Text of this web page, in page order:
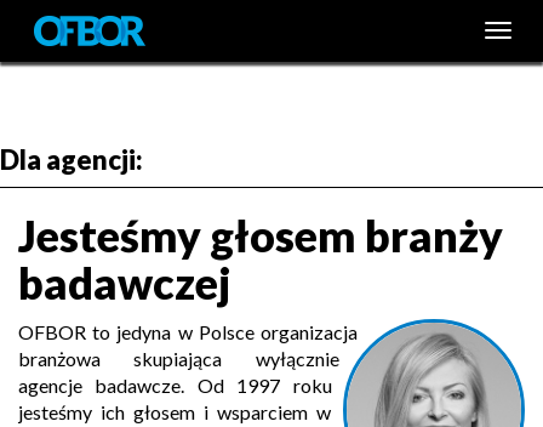
Dla agencji:
Jesteśmy głosem branży
badawczej
OFBOR to jedyna w Polsce organizacja
branżowa skupiająca wyłącznie
agencje badawcze. Od 1997 roku
jesteśmy ich głosem i wsparciem w